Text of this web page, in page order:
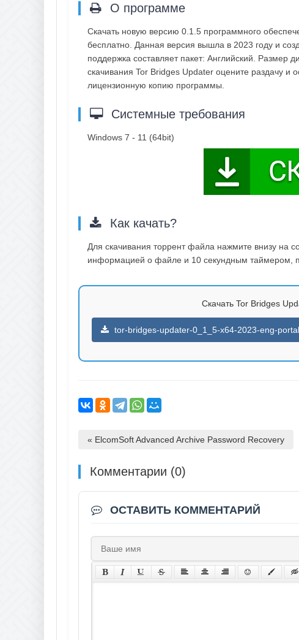
О программе
Скачать новую версию 0.1.5 программного
бесплатно. Данная версия вышла в 2023 году и
поддержка составляет пакет: Английский. Размер
скачивания Tor Bridges Updater оцените раздачу и
лицензионную копию программы.
Системные требования
Windows 7 - 11 (64bit)
Как качать?
Для скачивания торрент файла нажмите внизу на
информацией о файле и 10 секундным таймером,
Скачать Tor Bridges
tor-bridges-updater-0_1_5-x64-2023-eng-
« ElcomSoft Advanced Archive Password Recovery
Комментарии (0)
ОСТАВИТЬ КОММЕНТАРИЙ